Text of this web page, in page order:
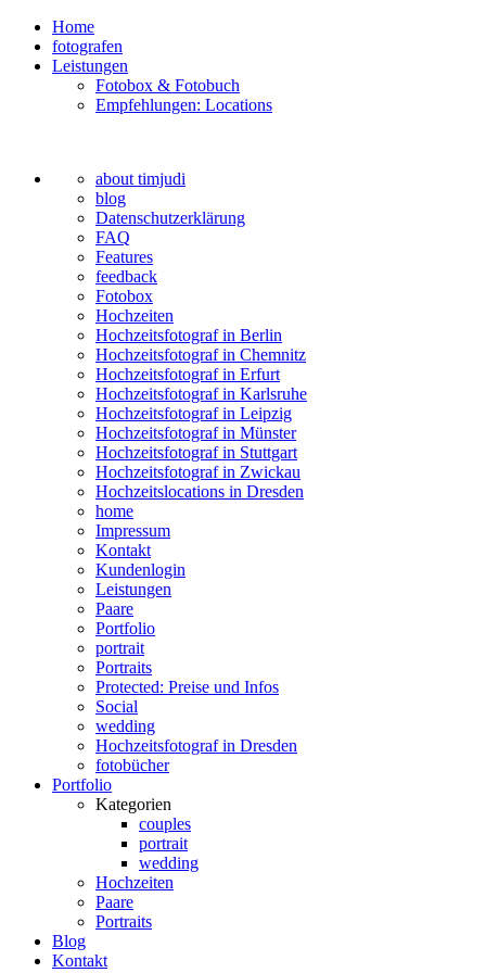
Home
fotografen
Leistungen
Fotobox & Fotobuch
Empfehlungen: Locations
about timjudi
blog
Datenschutzerklärung
FAQ
Features
feedback
Fotobox
Hochzeiten
Hochzeitsfotograf in Berlin
Hochzeitsfotograf in Chemnitz
Hochzeitsfotograf in Erfurt
Hochzeitsfotograf in Karlsruhe
Hochzeitsfotograf in Leipzig
Hochzeitsfotograf in Münster
Hochzeitsfotograf in Stuttgart
Hochzeitsfotograf in Zwickau
Hochzeitslocations in Dresden
home
Impressum
Kontakt
Kundenlogin
Leistungen
Paare
Portfolio
portrait
Portraits
Protected: Preise und Infos
Social
wedding
Hochzeitsfotograf in Dresden
fotobücher
Portfolio
Kategorien
couples
portrait
wedding
Hochzeiten
Paare
Portraits
Blog
Kontakt